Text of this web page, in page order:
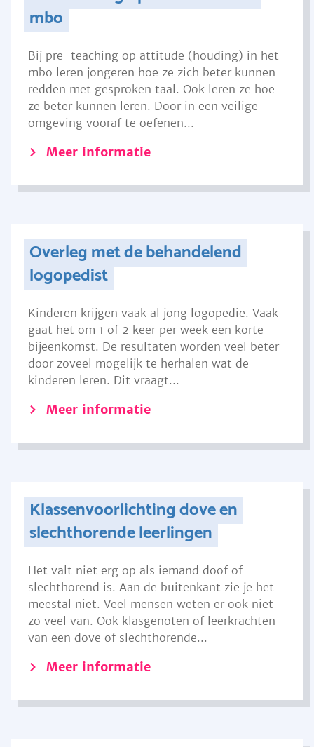
mbo
Bij pre-teaching op attitude (houding) in het
mbo leren jongeren hoe ze zich beter kunnen
redden met gesproken taal. Ook leren ze hoe
ze beter kunnen leren. Door in een veilige
omgeving vooraf te oefenen...
Meer informatie
Overleg met de behandelend
logopedist
Kinderen krijgen vaak al jong logopedie. Vaak
gaat het om 1 of 2 keer per week een korte
bijeenkomst. De resultaten worden veel beter
door zoveel mogelijk te herhalen wat de
kinderen leren. Dit vraagt...
Meer informatie
Klassenvoorlichting dove en
slechthorende leerlingen
Het valt niet erg op als iemand doof of
slechthorend is. Aan de buitenkant zie je het
meestal niet. Veel mensen weten er ook niet
zo veel van. Ook klasgenoten of leerkrachten
van een dove of slechthorende...
Meer informatie